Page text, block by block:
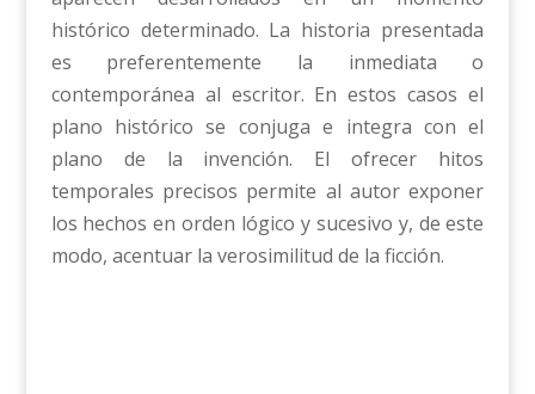
histórico determinado. La historia presentada
es preferentemente la inmediata o
contemporánea al escritor. En estos casos el
plano histórico se conjuga e integra con el
plano de la invención. El ofrecer hitos
temporales precisos permite al autor exponer
los hechos en orden lógico y sucesivo y, de este
modo, acentuar la verosimilitud de la ficción.